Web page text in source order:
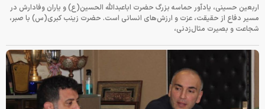
اربعین حسینی، یادآور حماسه بزرگ حضرت اباعبدالله الحسین(ع) و یاران وفادارش در
مسیر دفاع از حقیقت، عزت و ارزش‌های انسانی است. حضرت زینب کبری(س) با صبر،
شجاعت و بصیرت مثال‌زدنی،